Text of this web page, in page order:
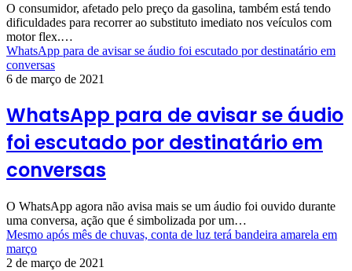
O consumidor, afetado pelo preço da gasolina, também está tendo
dificuldades para recorrer ao substituto imediato nos veículos com
motor flex.…
WhatsApp para de avisar se áudio foi escutado por destinatário em
conversas
6 de março de 2021
WhatsApp para de avisar se áudio
foi escutado por destinatário em
conversas
O WhatsApp agora não avisa mais se um áudio foi ouvido durante
uma conversa, ação que é simbolizada por um…
Mesmo após mês de chuvas, conta de luz terá bandeira amarela em
março
2 de março de 2021